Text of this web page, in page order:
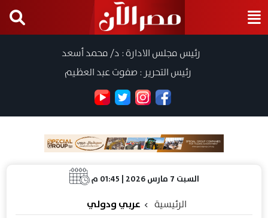
رئيس مجلس الادارة : د/ محمد أسعد
رئيس التحرير : صفوت عبد العظيم
السبت 7 مارس 2026 | 01:45 م
الرئيسية عربي ودولي